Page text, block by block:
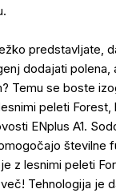
predstavljate,
dodajati polena,
Temu se boste
peleti Forest,
ENplus A1.
številne
z lesnimi peleti
Tehnologija je